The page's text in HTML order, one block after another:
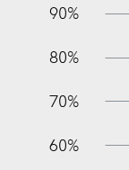
90%
80%
70%
60%